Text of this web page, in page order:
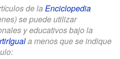
de la Enciclopedia
se puede utilizar
y educativos bajo la
a menos que se indique